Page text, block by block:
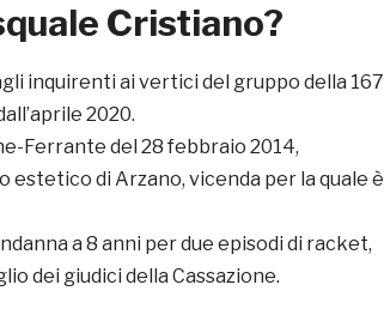
Cristiano?
inquirenti ai vertici del gruppo della 167
2020.
Ferrante del 28 febbraio 2014,
estetico di Arzano, vicenda per la quale è
a 8 anni per due episodi di racket,
dei giudici della Cassazione.